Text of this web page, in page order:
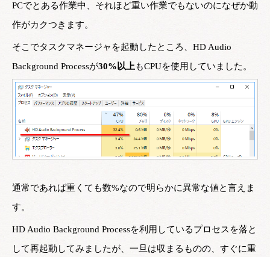
PCでとある作業中、それほど重い作業でもないのになぜか動
作がカクつきます。
そこでタスクマネージャを起動したところ、HD Audio
Background Processが30%以上もCPUを使用していました。
通常であれば重くても数%なので明らかに異常な値と言えま
す。
HD Audio Background Processを利用しているプロセスを落と
して再起動してみましたが、一旦は収まるものの、すぐに重